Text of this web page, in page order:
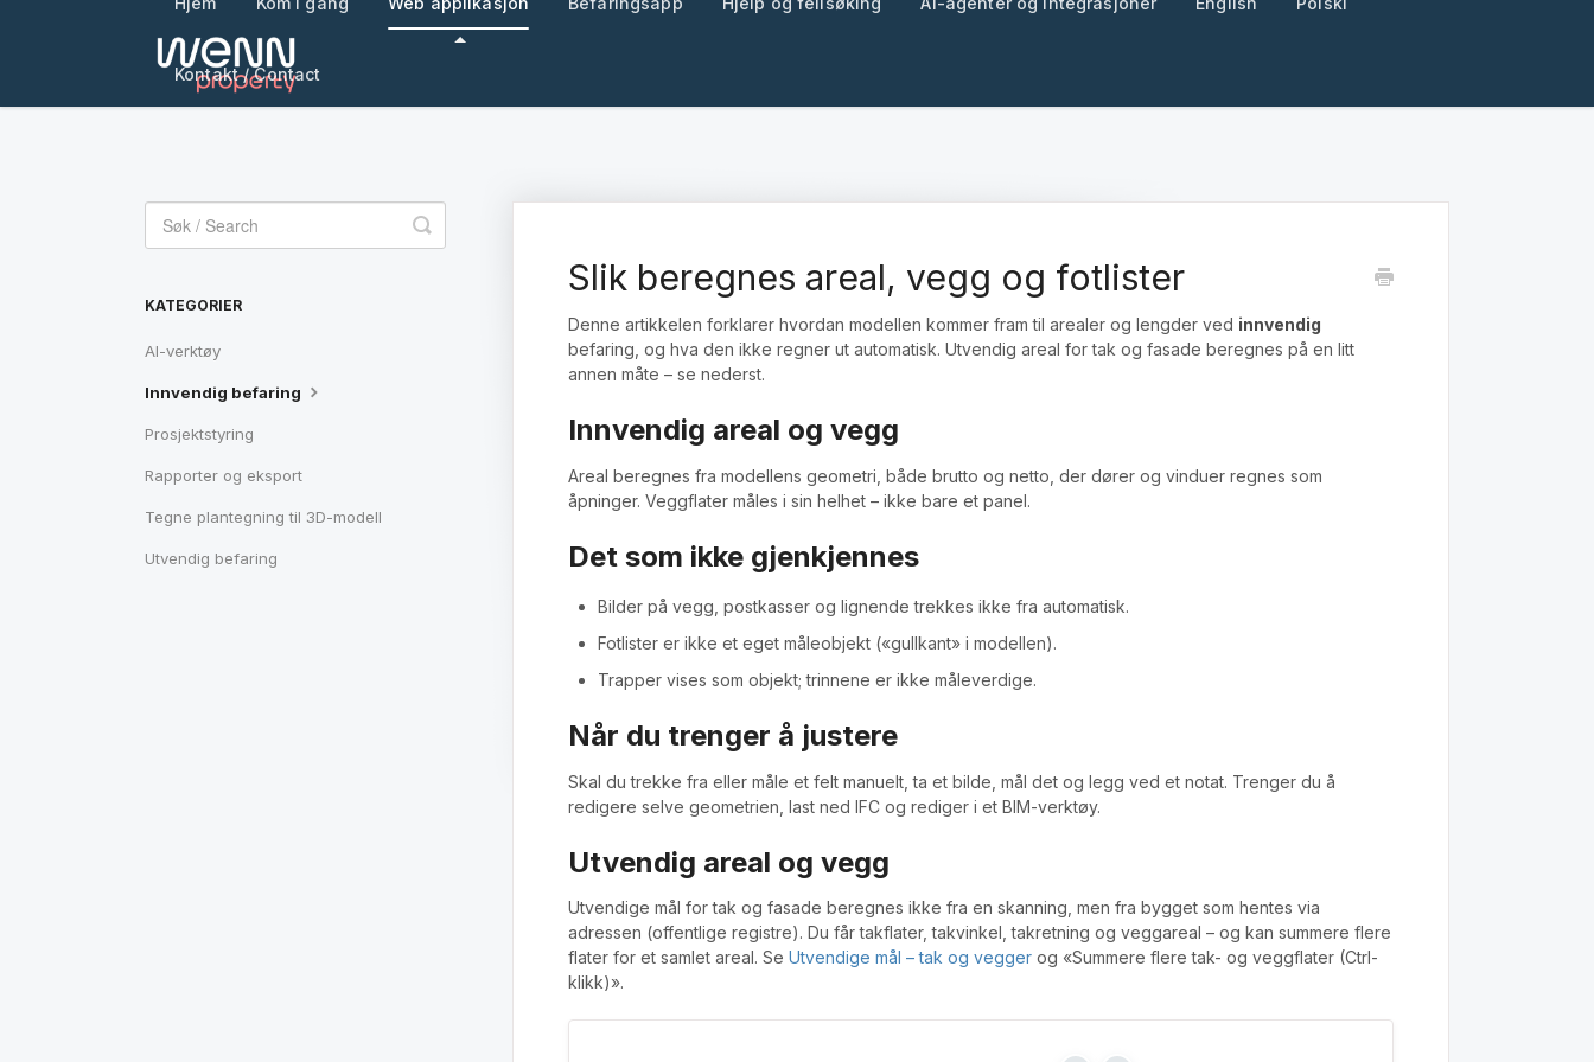
Kontakt / Contact
Slik beregnes areal, vegg og fotlister
Denne artikkelen forklarer hvordan modellen kommer fram til arealer og lengder ved innvendig
befaring, og hva den ikke regner ut automatisk. Utvendig areal for tak og fasade beregnes på en litt
annen måte – se nederst.
Innvendig areal og vegg
Areal beregnes fra modellens geometri, både brutto og netto, der dører og vinduer regnes som
åpninger. Veggflater måles i sin helhet – ikke bare et panel.
Det som ikke gjenkjennes
Bilder på vegg, postkasser og lignende trekkes ikke fra automatisk.
Fotlister er ikke et eget måleobjekt («gullkant» i modellen).
Trapper vises som objekt; trinnene er ikke måleverdige.
Når du trenger å justere
Skal du trekke fra eller måle et felt manuelt, ta et bilde, mål det og legg ved et notat. Trenger du å
redigere selve geometrien, last ned IFC og rediger i et BIM-verktøy.
Utvendig areal og vegg
Utvendige mål for tak og fasade beregnes ikke fra en skanning, men fra bygget som hentes via
adressen (offentlige registre). Du får takflater, takvinkel, takretning og veggareal – og kan summere flere
flater for et samlet areal. SeUtvendige mål – tak og vegger og «Summere flere tak- og veggflater (Ctrl-
klikk)».
Toggle
Search
KATEGORIER
AI-verktøy
Innvendig befaring
Prosjektstyring
Rapporter og eksport
Tegne plantegning til 3D-modell
Utvendig befaring